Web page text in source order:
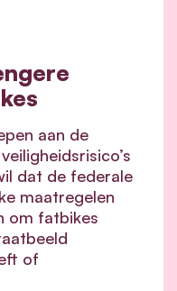
aan de
dat de federale
maatregelen
om fatbikes
of